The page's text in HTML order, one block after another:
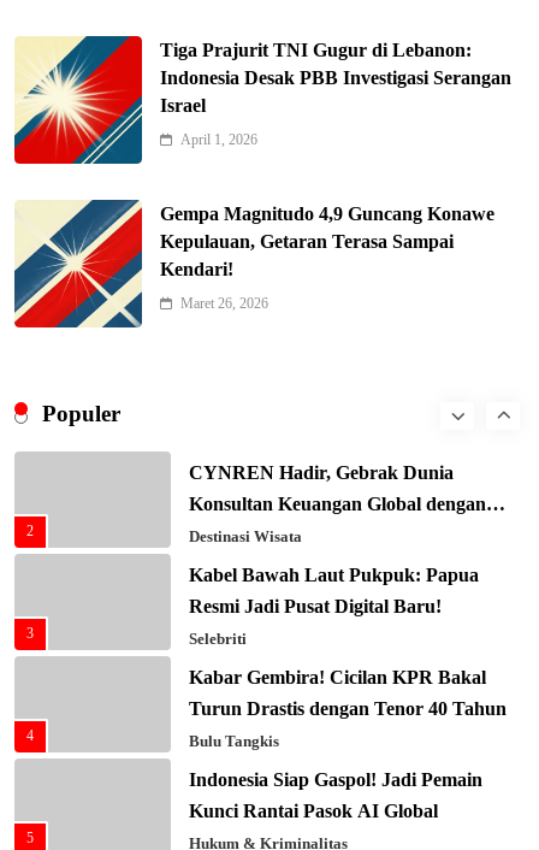
Populer
6
Ekonomi Indonesia Meroket! Kalahkan
Negara G20 di Awal 2026
Belajar
Berita Nasional
8
Xenco Medical Raih Penghargaan
Bergengsi TIME100: Revolusi Medis
2
CYNREN Hadir, Gebrak Dunia
Konsultan Keuangan Global dengan
Sentuhan AI
Destinasi Wisata
3
Kabel Bawah Laut Pukpuk: Papua
Resmi Jadi Pusat Digital Baru!
Selebriti
4
Kabar Gembira! Cicilan KPR Bakal
Turun Drastis dengan Tenor 40 Tahun
Bulu Tangkis
5
Indonesia Siap Gaspol! Jadi Pemain
Kunci Rantai Pasok AI Global
Hukum & Kriminalitas
Tiga Prajurit TNI Gugur di Lebanon:
Indonesia Desak PBB Investigasi Serangan
Israel
April 1, 2026
Gempa Magnitudo 4,9 Guncang Konawe
Kepulauan, Getaran Terasa Sampai
Kendari!
Maret 26, 2026